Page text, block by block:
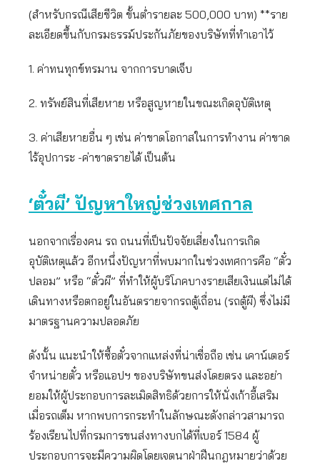
(สำหรับกรณีเสียชีวิต ขั้นต่ำรายละ 500,000 บาท) **ราย
ละเอียดขึ้นกับกรมธรรม์ประกันภัยของบริษัทที่ทำเอาไว้
1. ค่าทนทุกข์ทรมาน จากการบาดเจ็บ
2. ทรัพย์สินที่เสียหาย หรือสูญหายในขณะเกิดอุบัติเหตุ
3. ค่าเสียหายอื่น ๆ เช่น ค่าขาดโอกาสในการทำงาน ค่าขาด
ไร้อุปการะ -ค่าขาดรายได้ เป็นต้น
‘ตั๋วผี’ ปัญหาใหญ่ช่วงเทศกาล
นอกจากเรื่องคน รถ ถนนที่เป็นปัจจัยเสี่ยงในการเกิด
อุบัติเหตุแล้ว อีกหนึ่งปัญหาที่พบมากในช่วงเทศการคือ “ตั๋ว
ปลอม” หรือ “ตั๋วผี” ที่ทำให้ผู้บริโภคบางรายเสียเงินแต่ไม่ได้
เดินทางหรือตกอยู่ในอันตรายจากรถตู้เถื่อน (รถตู้ผี) ซึ่งไม่มี
มาตรฐานความปลอดภัย
ดังนั้น แนะนำให้ซื้อตั๋วจากแหล่งที่น่าเชื่อถือ เช่น เคาน์เตอร์
จำหน่ายตั๋ว หรือแอปฯ ของบริษัทขนส่งโดยตรง และอย่า
ยอมให้ผู้ประกอบการละเมิดสิทธิด้วยการให้นั่งเก้าอี้เสริม
เมื่อรถเต็ม หากพบการกระทำในลักษณะดังกล่าวสามารถ
ร้องเรียนไปที่กรมการขนส่งทางบกได้ที่เบอร์ 1584 ผู้
ประกอบการจะมีความผิดโดยเจตนาฝ่าฝืนกฎหมายว่าด้วย